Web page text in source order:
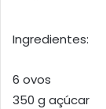
Ingredientes:
6 ovos
350 g açúcar